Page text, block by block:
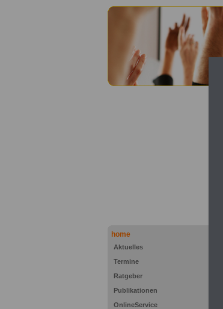
home
Aktuelles
Termine
Ratgeber
Publikationen
OnlineService